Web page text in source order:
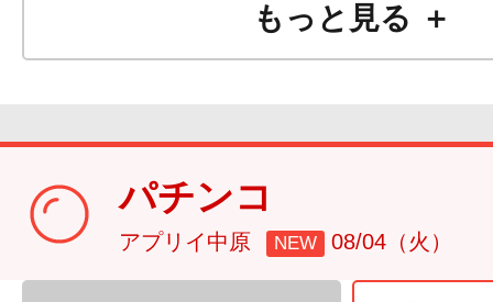
もっと見る ＋
パチンコ
アプリイ中原 NEW 08/04（火）